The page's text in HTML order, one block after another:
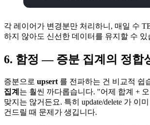
각 레이어가 변경분만 처리하니, 매일 수
하지 않아도 신선한 데이터를 유지할 수 있
6. 함정 — 증분 집계의 정합
증분으로 upsert 를 전파하는 건 비교적 쉽
집계 는 훨씬 까다롭습니다. "어제 합계 +
맞지는 않거든요. 특히 update/delete 가 이
건드릴 때 문제가 생깁니다.